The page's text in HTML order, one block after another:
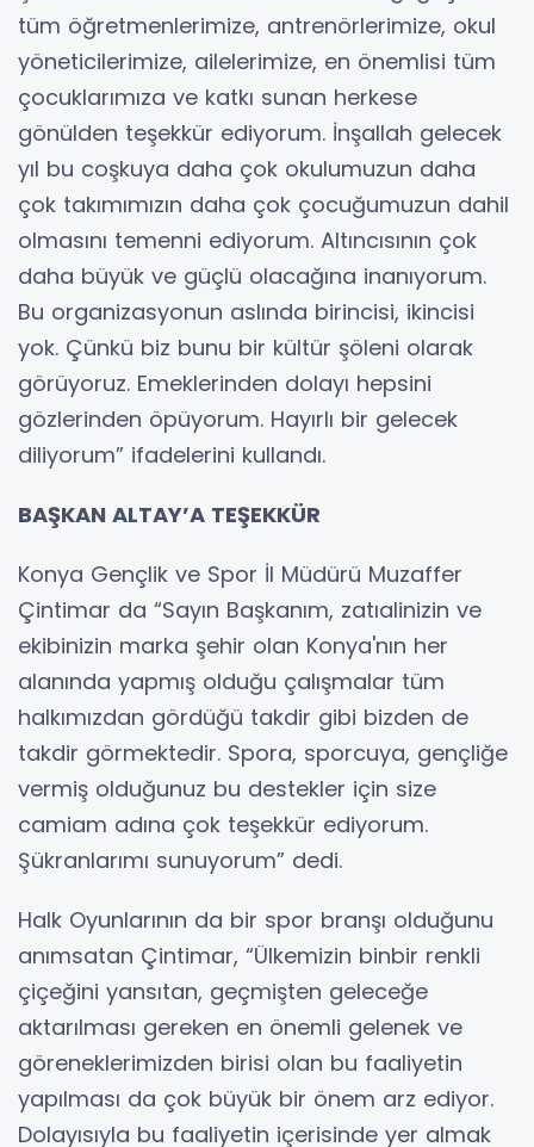
tüm öğretmenlerimize, antrenörlerimize, okul
yöneticilerimize, ailelerimize, en önemlisi tüm
çocuklarımıza ve katkı sunan herkese
gönülden teşekkür ediyorum. İnşallah gelecek
yıl bu coşkuya daha çok okulumuzun daha
çok takımımızın daha çok çocuğumuzun dahil
olmasını temenni ediyorum. Altıncısının çok
daha büyük ve güçlü olacağına inanıyorum.
Bu organizasyonun aslında birincisi, ikincisi
yok. Çünkü biz bunu bir kültür şöleni olarak
görüyoruz. Emeklerinden dolayı hepsini
gözlerinden öpüyorum. Hayırlı bir gelecek
diliyorum” ifadelerini kullandı.
BAŞKAN ALTAY’A TEŞEKKÜR
Konya Gençlik ve Spor İl Müdürü Muzaffer
Çintimar da “Sayın Başkanım, zatıalinizin ve
ekibinizin marka şehir olan Konya'nın her
alanında yapmış olduğu çalışmalar tüm
halkımızdan gördüğü takdir gibi bizden de
takdir görmektedir. Spora, sporcuya, gençliğe
vermiş olduğunuz bu destekler için size
camiam adına çok teşekkür ediyorum.
Şükranlarımı sunuyorum” dedi.
Halk Oyunlarının da bir spor branşı olduğunu
anımsatan Çintimar, “Ülkemizin binbir renkli
çiçeğini yansıtan, geçmişten geleceğe
aktarılması gereken en önemli gelenek ve
göreneklerimizden birisi olan bu faaliyetin
yapılması da çok büyük bir önem arz ediyor.
Dolayısıyla bu faaliyetin içerisinde yer almak